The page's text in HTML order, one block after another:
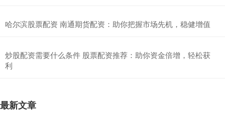
哈尔滨股票配资 南通期货配资：助你把握市场先机，稳健增值
炒股配资需要什么条件 股票配资推荐：助你资金倍增，轻松获
利
最新文章